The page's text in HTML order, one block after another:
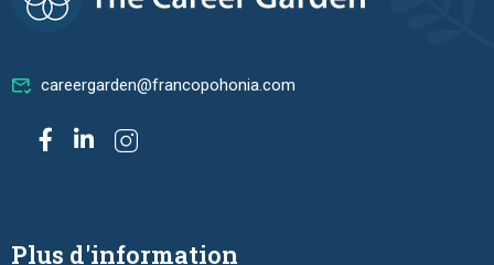
careergarden@francopohonia.com
Plus d'information